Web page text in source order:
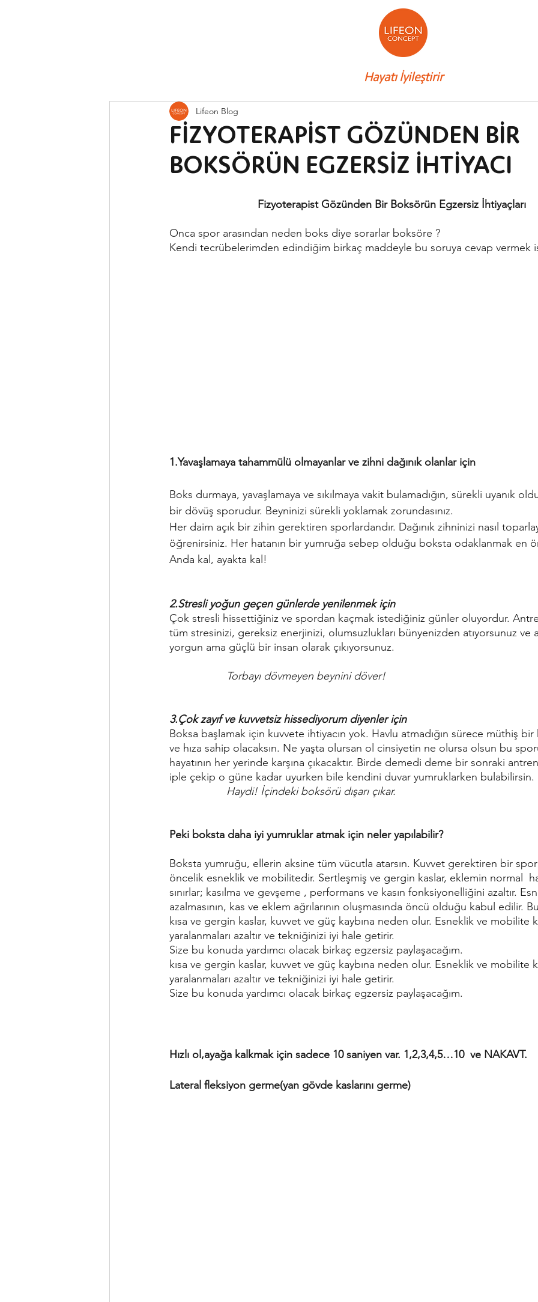
FİZYOTERAPİST GÖZÜNDEN BİR
BOKSÖRÜN EGZERSİZ İHTİYACI
Lifeon Blog
Fizyoterapist Gözünden Bir Boksörün Egzersiz İhtiyaçları
Onca spor arasından neden boks diye sorarlar boksöre ?
Kendi tecrübelerimden edindiğim birkaç maddeyle bu soruya cevap vermek
1.Yavaşlamaya tahammülü olmayanlar ve zihni dağınık olanlar için
Boks durmaya, yavaşlamaya ve sıkılmaya vakit bulamadığın, sürekli uyanık
bir dövüş sporudur. Beyninizi sürekli yoklamak zorundasınız.
Her daim açık bir zihin gerektiren sporlardandır. Dağınık zihninizi nasıl
öğrenirsiniz. Her hatanın bir yumruğa sebep olduğu boksta odaklanmak en
Anda kal, ayakta kal!
2.Stresli yoğun geçen günlerde yenilenmek için
Çok stresli hissettiğiniz ve spordan kaçmak istediğiniz günler oluyordur.
tüm stresinizi, gereksiz enerjinizi, olumsuzlukları bünyenizden atıyorsunuz ve
yorgun ama güçlü bir insan olarak çıkıyorsunuz.
                   Torbayı dövmeyen beynini döver!
3.Çok zayıf ve kuvvetsiz hissediyorum diyenler için
Boksa başlamak için kuvvete ihtiyacın yok. Havlu atmadığın sürece müthiş
ve hıza sahip olacaksın. Ne yaşta olursan ol cinsiyetin ne olursa olsun bu
hayatının her yerinde karşına çıkacaktır. Birde demedi deme bir sonraki
iple çekip o güne kadar uyurken bile kendini duvar yumruklarken
                   Haydi! İçindeki boksörü dışarı çıkar.
Peki boksta daha iyi yumruklar atmak için neler yapılabilir?
Boksta yumruğu, ellerin aksine tüm vücutla atarsın. Kuvvet gerektiren bir
öncelik esneklik ve mobilitedir. Sertleşmiş ve gergin kaslar, eklemin normal
sınırlar; kasılma ve gevşeme , performans ve kasın fonksiyonelliğini azaltır.
azalmasının, kas ve eklem ağrılarının oluşmasında öncü olduğu kabul edilir.
kısa ve gergin kaslar, kuvvet ve güç kaybına neden olur. Esneklik ve mobilite
yaralanmaları azaltır ve tekniğinizi iyi hale getirir.
Size bu konuda yardımcı olacak birkaç egzersiz paylaşacağım.
kısa ve gergin kaslar, kuvvet ve güç kaybına neden olur. Esneklik ve mobilite
yaralanmaları azaltır ve tekniğinizi iyi hale getirir.
Size bu konuda yardımcı olacak birkaç egzersiz paylaşacağım.
Hızlı ol,ayağa kalkmak için sadece 10 saniyen var. 1,2,3,4,5…10  ve NAKAVT.
Lateral fleksiyon germe(yan gövde kaslarını germe)
Hayatı İyileştirir